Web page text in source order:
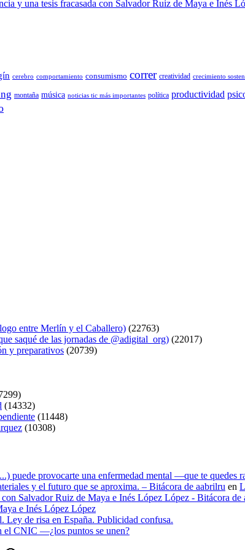
y una tesis fracasada con Salvador Ruiz de Maya e Inés
cerebro comportamiento consumismo correr creatividad crecimiento
montaña música noticias tic más importantes política productividad
entre Merlín y el Caballero) (22763)
saqué de las jornadas de @adigital_org) (22017)
y preparativos (20739)
(14332)
(11448)
(10308)
puede provocarte una enfermedad mental —que te quedes
y el futuro que se aproxima. – Bitácora de aabrilru en
Salvador Ruiz de Maya e Inés López López - Bitácora de
e Inés López López
de risa en España. Publicidad confusa.
el CNIC —¿los puntos se unen?